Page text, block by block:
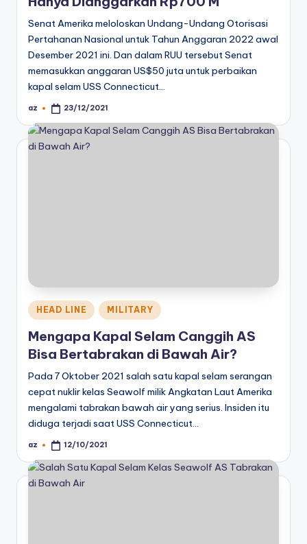
Senat Amerika meloloskan Undang-Undang Otorisasi
Pertahanan Nasional untuk Tahun Anggaran 2022 awal
Desember 2021 ini. Dan dalam RUU tersebut Senat
memasukkan anggaran US$50 juta untuk perbaikan
kapal selam USS Connecticut…
Posted
az 23/12/2021
Posted
in
HEAD LINE MILITARY
Mengapa Kapal Selam Canggih AS
Bisa Bertabrakan di Bawah Air?
Pada 7 Oktober 2021 salah satu kapal selam serangan
cepat nuklir kelas Seawolf milik Angkatan Laut Amerika
mengalami tabrakan bawah air yang serius. Insiden itu
diduga terjadi saat USS Connecticut…
Posted
az 12/10/2021